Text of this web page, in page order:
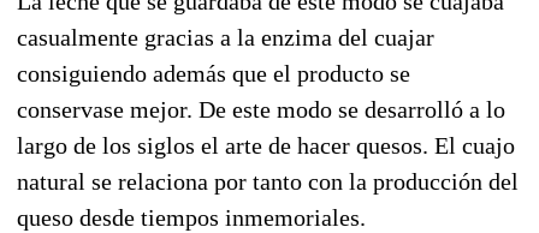
casualmente gracias a la enzima del cuajar
consiguiendo además que el producto se
conservase mejor. De este modo se desarrolló a lo
largo de los siglos el arte de hacer quesos. El cuajo
natural se relaciona por tanto con la producción del
queso desde tiempos inmemoriales.